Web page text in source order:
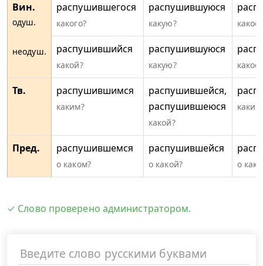
Вин.
одуш.
неодуш.
распушившегося
какого?
распушившуюся
какую? какое?
распушившийся
какой?
распушившуюся
какую? какое?
Тв. распушившимся
каким?
распушившейся,
распушившеюся
какой?
Пред. распушившемся
о каком?
распушившейся
о какой? о
✓ Слово проверено администратором.